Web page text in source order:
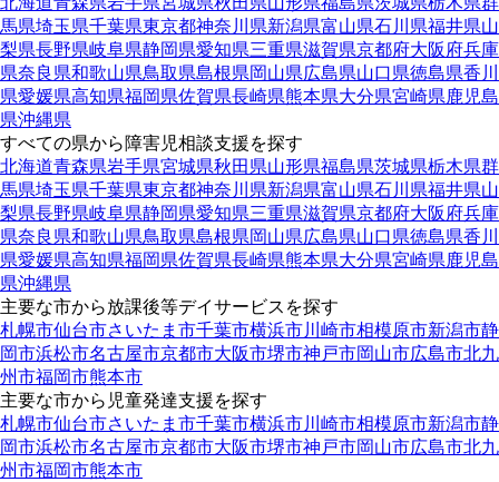
馬県埼玉県千葉県東京都神奈川県新潟県富山県石川県福井県山
梨県長野県岐阜県静岡県愛知県三重県滋賀県京都府大阪府兵庫
県奈良県和歌山県鳥取県島根県岡山県広島県山口県徳島県香川
県愛媛県高知県福岡県佐賀県長崎県熊本県大分県宮崎県鹿児島
県沖縄県
すべての県から障害児相談支援を探す
北海道青森県岩手県宮城県秋田県山形県福島県茨城県栃木県群
馬県埼玉県千葉県東京都神奈川県新潟県富山県石川県福井県山
梨県長野県岐阜県静岡県愛知県三重県滋賀県京都府大阪府兵庫
県奈良県和歌山県鳥取県島根県岡山県広島県山口県徳島県香川
県愛媛県高知県福岡県佐賀県長崎県熊本県大分県宮崎県鹿児島
県沖縄県
主要な市から放課後等デイサービスを探す
札幌市仙台市さいたま市千葉市横浜市川崎市相模原市新潟市静
岡市浜松市名古屋市京都市大阪市堺市神戸市岡山市広島市北九
州市福岡市熊本市
主要な市から児童発達支援を探す
札幌市仙台市さいたま市千葉市横浜市川崎市相模原市新潟市静
岡市浜松市名古屋市京都市大阪市堺市神戸市岡山市広島市北九
州市福岡市熊本市